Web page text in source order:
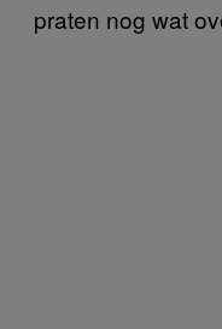
praten nog wat